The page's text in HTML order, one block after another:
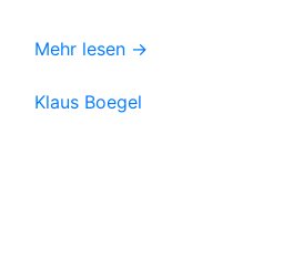
Mehr lesen →
Klaus Boegel